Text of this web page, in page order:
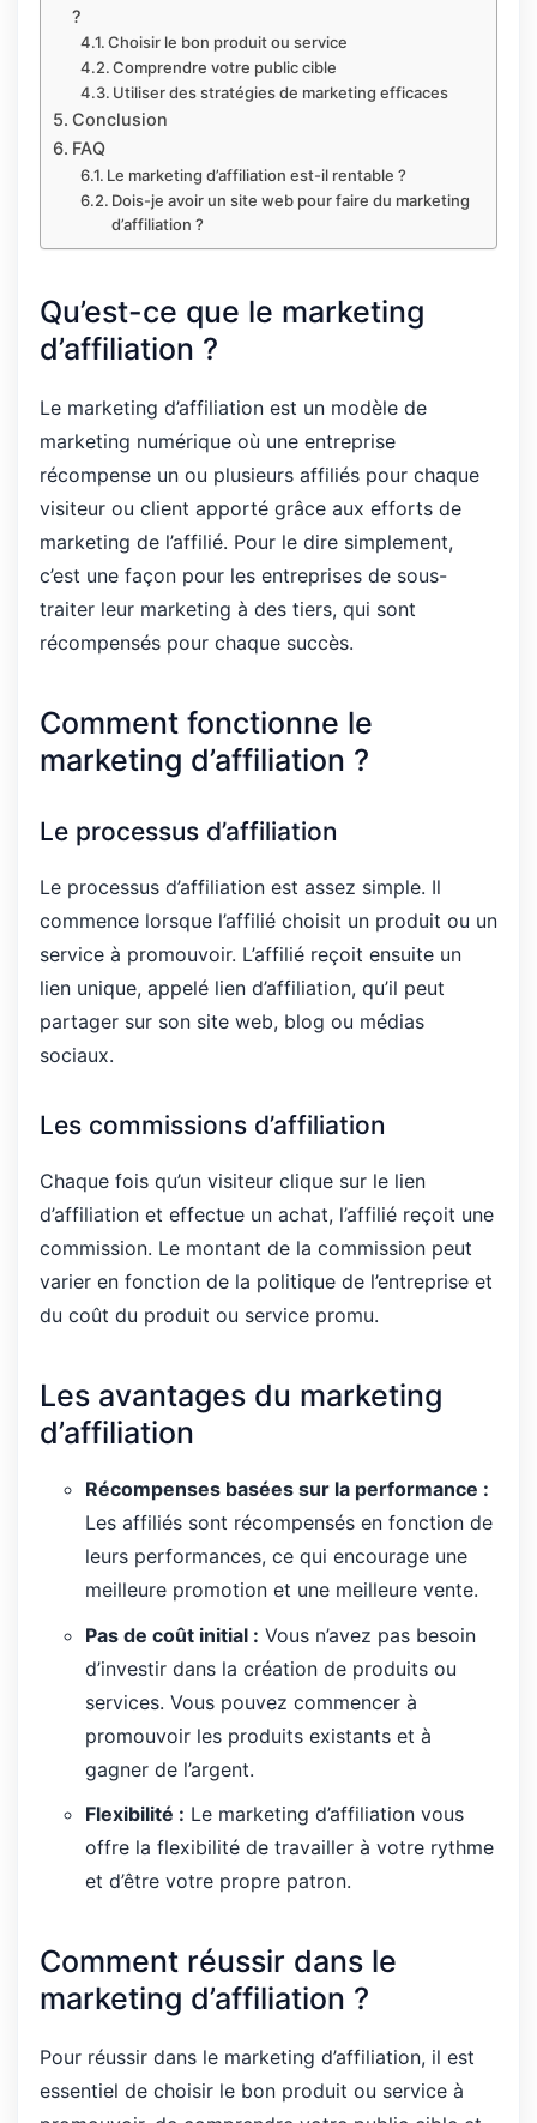
?
Choisir le bon produit ou service
Comprendre votre public cible
Utiliser des stratégies de marketing efficaces
Conclusion
FAQ
Le marketing d’affiliation est-il rentable ?
Dois-je avoir un site web pour faire du marketing
d’affiliation ?
Qu’est-ce que le marketing
d’affiliation ?
Le marketing d’affiliation est un modèle de
marketing numérique où une entreprise
récompense un ou plusieurs affiliés pour chaque
visiteur ou client apporté grâce aux efforts de
marketing de l’affilié. Pour le dire simplement,
c’est une façon pour les entreprises de sous-
traiter leur marketing à des tiers, qui sont
récompensés pour chaque succès.
Comment fonctionne le
marketing d’affiliation ?
Le processus d’affiliation
Le processus d’affiliation est assez simple. Il
commence lorsque l’affilié choisit un produit ou un
service à promouvoir. L’affilié reçoit ensuite un
lien unique, appelé lien d’affiliation, qu’il peut
partager sur son site web, blog ou médias
sociaux.
Les commissions d’affiliation
Chaque fois qu’un visiteur clique sur le lien
d’affiliation et effectue un achat, l’affilié reçoit une
commission. Le montant de la commission peut
varier en fonction de la politique de l’entreprise et
du coût du produit ou service promu.
Les avantages du marketing
d’affiliation
Récompenses basées sur la performance :
Les affiliés sont récompensés en fonction de
leurs performances, ce qui encourage une
meilleure promotion et une meilleure vente.
Pas de coût initial : Vous n’avez pas besoin
d’investir dans la création de produits ou
services. Vous pouvez commencer à
promouvoir les produits existants et à
gagner de l’argent.
Flexibilité : Le marketing d’affiliation vous
offre la flexibilité de travailler à votre rythme
et d’être votre propre patron.
Comment réussir dans le
marketing d’affiliation ?
Pour réussir dans le marketing d’affiliation, il est
essentiel de choisir le bon produit ou service à